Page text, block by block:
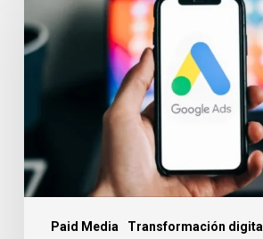
Paid Media Transformación digital
Google